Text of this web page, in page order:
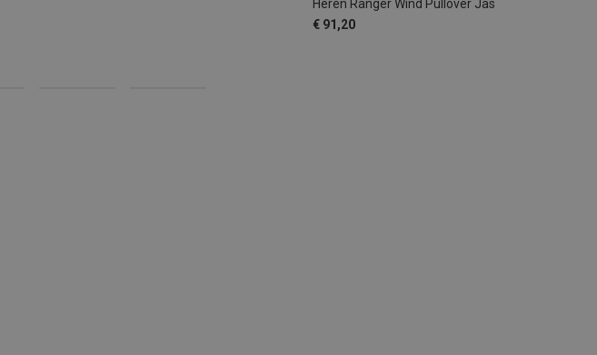
Heren Ranger Wind Pullover Jas
€ 91,20